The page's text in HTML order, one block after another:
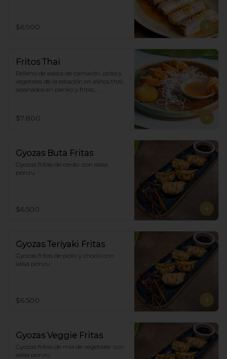
$6.900
Fritos Thai
Relleno de pasta de camarón, pollo y
vegetales de la estación en aliños thai,
apanados en panko y fritas,
$7.800
Gyozas Buta Fritas
Gyozas fritas de cerdo  con salsa
ponzu
$6.500
Gyozas Teriyaki Fritas
Gyozas fritas de pollo y choclo con
salsa ponzu
$6.500
Gyozas Veggie Fritas
Gyozas fritas de mix de vegetales  con
salsa ponzu